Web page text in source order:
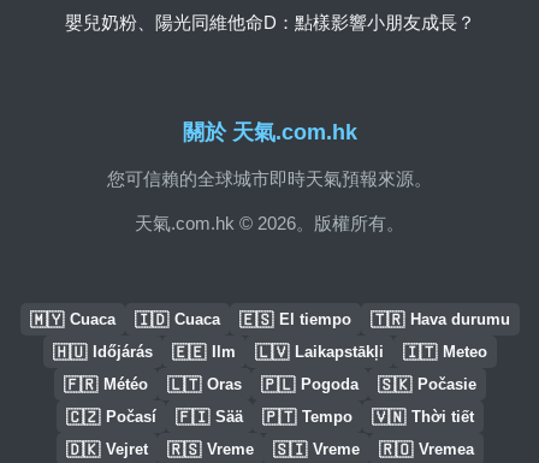
關於 天氣.com.hk
您可信賴的全球城市即時天氣預報來源。
天氣.com.hk © 2026。版權所有。
嬰兒奶粉、陽光同維他命D：點樣影響小朋友成長？
🇲🇾 Cuaca 🇮🇩 Cuaca 🇪🇸 El tiempo 🇹🇷 Hava durumu
🇭🇺 Időjárás 🇪🇪 Ilm 🇱🇻 Laikapstākļi 🇮🇹 Meteo
🇫🇷 Météo 🇱🇹 Oras 🇵🇱 Pogoda 🇸🇰 Počasie
🇨🇿 Počasí 🇫🇮 Sää 🇵🇹 Tempo 🇻🇳 Thời tiết
🇩🇰 Vejret 🇷🇸 Vreme 🇸🇮 Vreme 🇷🇴 Vremea